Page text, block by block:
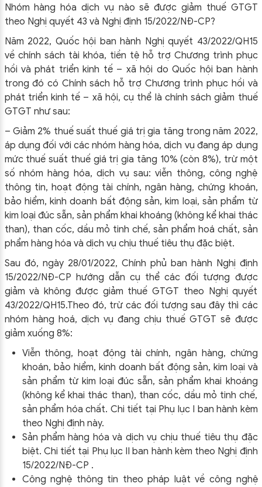
Nhóm hàng hóa dịch vụ nào sẽ được giảm thuế GTGT
theo Nghị quyết 43 và Nghị định 15/2022/NĐ-CP?
Năm 2022, Quốc hội ban hành Nghị quyết 43/2022/QH15
về chính sách tài khóa, tiền tệ hỗ trợ Chương trình phục
hồi và phát triển kinh tế – xã hội do Quốc hội ban hành
trong đó có Chính sách hỗ trợ Chương trình phục hồi và
phát triển kinh tế – xã hội, cụ thể là chính sách giảm thuế
GTGT như sau:
– Giảm 2% thuế suất thuế giá trị gia tăng trong năm 2022,
áp dụng đối với các nhóm hàng hóa, dịch vụ đang áp dụng
mức thuế suất thuế giá trị gia tăng 10% (còn 8%), trừ một
số nhóm hàng hóa, dịch vụ sau: viễn thông, công nghệ
thông tin, hoạt động tài chính, ngân hàng, chứng khoán,
bảo hiểm, kinh doanh bất động sản, kim loại, sản phẩm từ
kim loại đúc sẵn, sản phẩm khai khoáng (không kể khai thác
than), than cốc, dầu mỏ tinh chế, sản phẩm hoá chất, sản
phẩm hàng hóa và dịch vụ chịu thuế tiêu thụ đặc biệt.
Sau đó, ngày 28/01/2022, Chính phủ ban hành Nghị định
15/2022/NĐ-CP hướng dẫn cụ thể các đối tượng được
giảm và không được giảm thuế GTGT theo Nghị quyết
43/2022/QH15.Theo đó, trừ các đối tượng sau đây thì các
nhóm hàng hoá, dịch vụ đang chịu thuế GTGT sẽ được
giảm xuống 8%:
Viễn thông, hoạt động tài chính, ngân hàng, chứng
khoán, bảo hiểm, kinh doanh bất động sản, kim loại và
sản phẩm từ kim loại đúc sẵn, sản phẩm khai khoáng
(không kể khai thác than), than cốc, dầu mỏ tinh chế,
sản phẩm hóa chất. Chi tiết tại Phụ lục I ban hành kèm
theo Nghị định này.
Sản phẩm hàng hóa và dịch vụ chịu thuế tiêu thụ đặc
biệt. Chi tiết tại Phụ lục II ban hành kèm theo Nghị định
15/2022/NĐ-CP .
Công nghệ thông tin theo pháp luật về công nghệ